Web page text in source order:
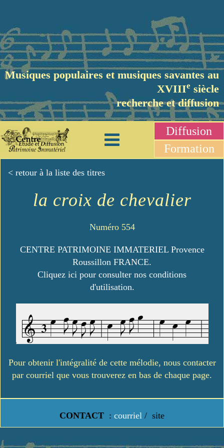
Musiques populaires et musiques savantes au
XVIIIe siècle
recherche et diffusion
Diffusion
Formation
< retour à la liste des titres
la croix de chevalier
Numéro 554
CENTRE PATRIMOINE IMMATERIEL Provence
Roussillon FRANCE.
Cliquez ici pour consulter nos conditions
d'utilisation.
Pour obtenir l'intégralité de cette mélodie, nous contacter
par courriel que vous trouverez en bas de chaque page.
CONTACT : courriel / site
https://www.lavielledanstoussesetats.fr